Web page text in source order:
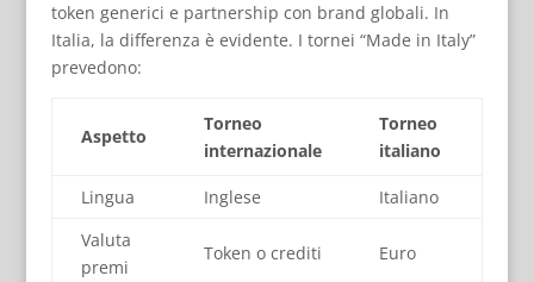
token generici e partnership con brand globali. In
Italia, la differenza è evidente. I tornei “Made in Italy”
prevedono:
Aspetto
Torneo
internazionale
Torneo
italiano
Lingua Inglese
Italiano
Valuta
premi
Token o crediti Euro